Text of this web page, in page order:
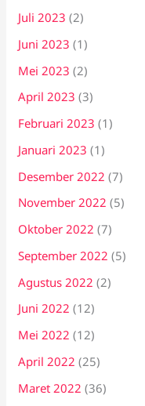
Juli 2023 (2)
Juni 2023 (1)
Mei 2023 (2)
April 2023 (3)
Februari 2023 (1)
Januari 2023 (1)
Desember 2022 (7)
November 2022 (5)
Oktober 2022 (7)
September 2022 (5)
Agustus 2022 (2)
Juni 2022 (12)
Mei 2022 (12)
April 2022 (25)
Maret 2022 (36)